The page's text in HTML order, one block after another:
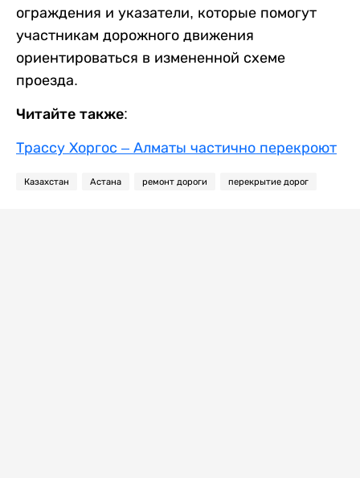
ограждения и указатели, которые помогут
участникам дорожного движения
ориентироваться в измененной схеме
проезда.
Читайте также:
Трассу Хоргос – Алматы частично перекроют
Казахстан Астана ремонт дороги перекрытие дорог